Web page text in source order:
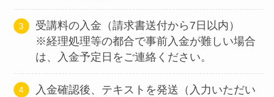
受講料の入金（請求書送付から7日以内）
※経理処理等の都合で事前入金が難しい場合
は、入金予定日をご連絡ください。
入金確認後、テキストを発送（入力いただい